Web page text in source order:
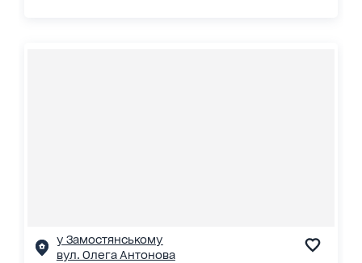
у Замостянському
вул. Олега Антонова